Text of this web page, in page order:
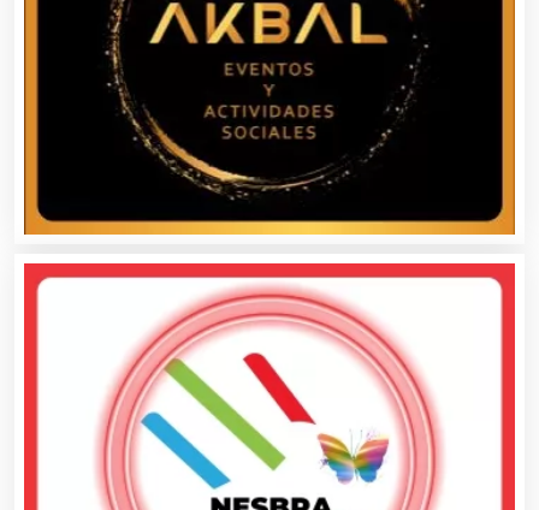
Bancos
Banquetes
Basculas
Bebidas